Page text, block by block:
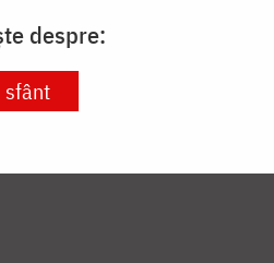
despre:
sfânt